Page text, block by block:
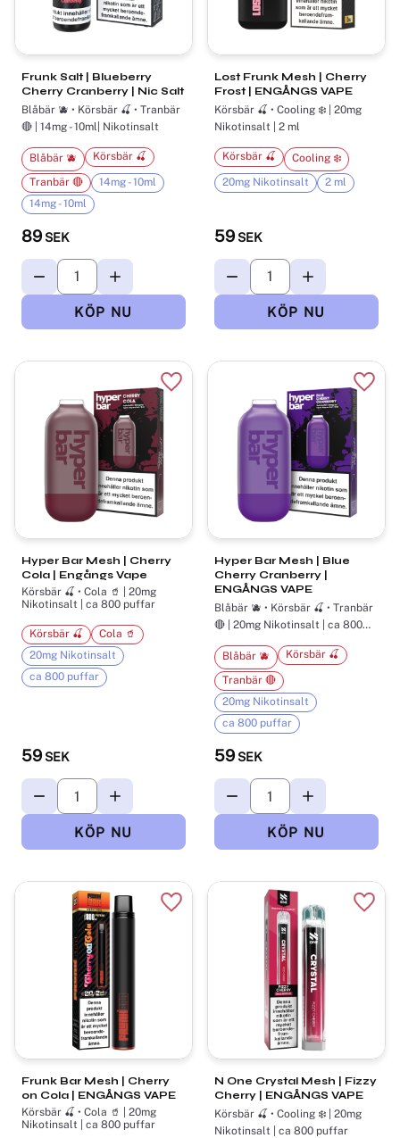
Frunk Salt | Blueberry
Cherry Cranberry | Nic Salt
Blåbär 🫐 • Körsbär 🍒 • Tranbär
🔴 | 14mg - 10ml| Nikotinsalt
89 SEK
Blåbär 🫐 Körsbär 🍒
Tranbär 🔴
14mg - 10ml
14mg - 10ml
Lost Frunk Mesh | Cherry
Frost | ENGÅNGS VAPE
Körsbär 🍒 • Cooling ❄️ | 20mg
Nikotinsalt | 2 ml
59 SEK
Körsbär 🍒
Cooling ❄️
20mg Nikotinsalt
2 ml
Hyper Bar Mesh | Cherry
Cola | Engångs Vape
Körsbär 🍒 • Cola 🥤 | 20mg
Nikotinsalt | ca 800 puffar
59 SEK
Körsbär 🍒
Cola 🥤
20mg Nikotinsalt
ca 800 puffar
Lägg till i favoriter
Hyper Bar Mesh | Blue
Cherry Cranberry |
ENGÅNGS VAPE
Blåbär 🫐 • Körsbär 🍒 • Tranbär
🔴 | 20mg Nikotinsalt | ca 800
59 SEK
Blåbär 🫐 Körsbär 🍒
Tranbär 🔴
20mg Nikotinsalt
ca 800 puffar
Frunk Bar Mesh | Cherry
on Cola | ENGÅNGS VAPE
Körsbär 🍒 • Cola 🥤 | 20mg
Nikotinsalt | ca 800 puffar
Lägg till i favoriter
N One Crystal Mesh | Fizzy
Cherry | ENGÅNGS VAPE
Körsbär 🍒 • Cooling ❄️ | 20mg
Nikotinsalt | ca 800 puffar